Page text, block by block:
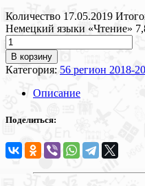
Количество 17.05.2019
Немецкий языки «Чтение»
В корзину
Категория: 56 регион 2018-
Описание
Поделиться: